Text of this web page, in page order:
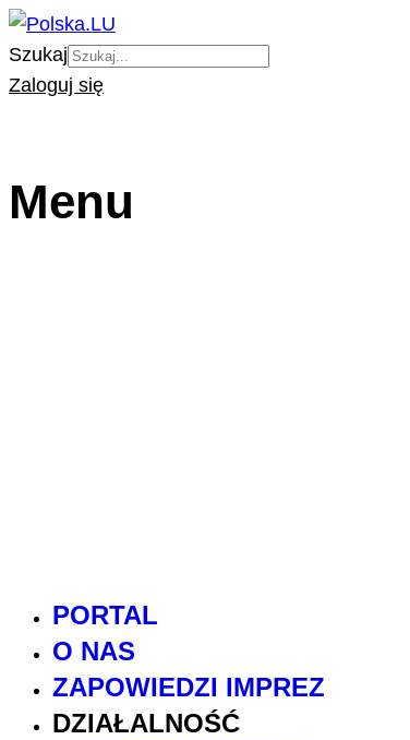
Szukaj
Zaloguj się
Menu
PORTAL
O NAS
ZAPOWIEDZI IMPREZ
DZIAŁALNOŚĆ